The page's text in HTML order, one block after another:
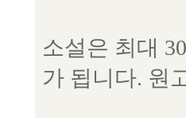
소설은 최대
가 됩니다. 원